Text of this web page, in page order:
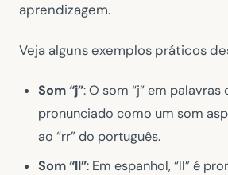
aprendizagem.
Veja alguns exemplos práticos
Som “j”: O som “j” em palavras
pronunciado como um som
ao “rr” do português.
Som “ll”: Em espanhol, “ll” é